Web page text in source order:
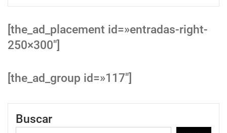
[the_ad_placement id=»entradas-right-
250×300″]
[the_ad_group id=»117″]
Buscar